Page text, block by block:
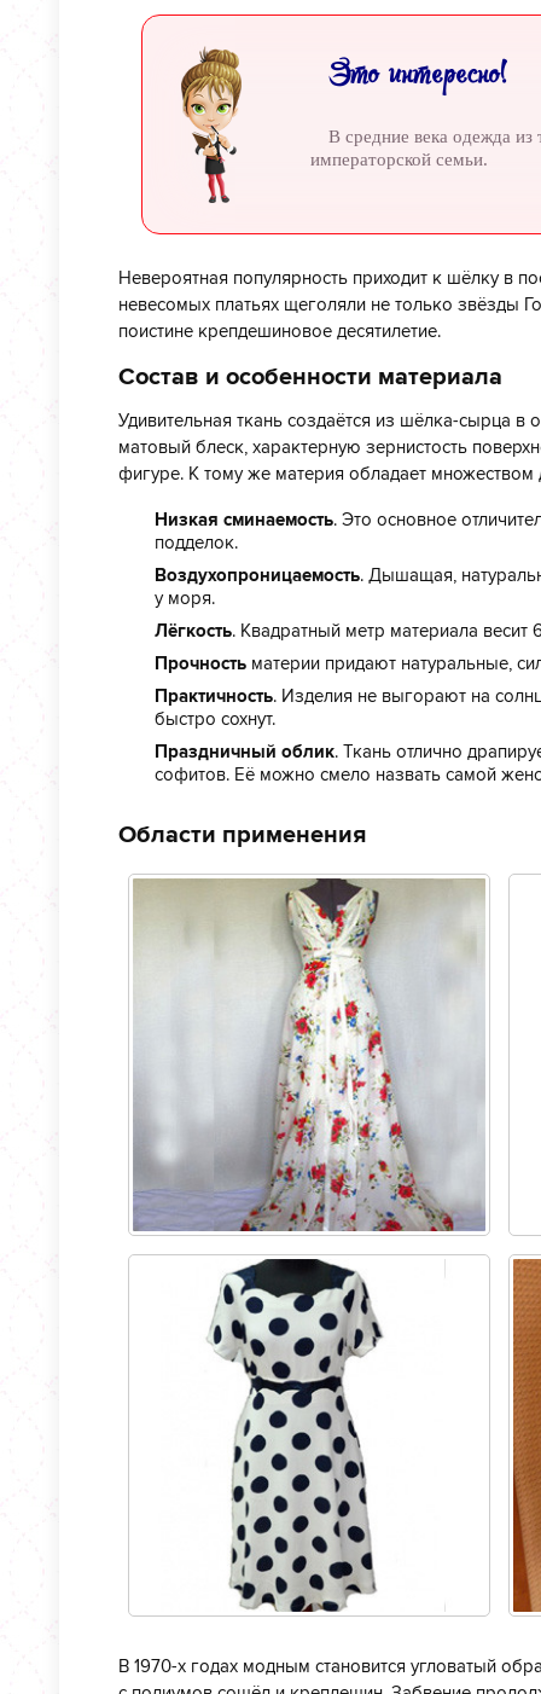
Это интересно!
В средние века одежда из
императорской семьи.
Невероятная популярность приходит к шёлку в
невесомых платьях щеголяли не только звёзды
поистине крепдешиновое десятилетие.
Состав и особенности материала
Удивительная ткань создаётся из шёлка-сырца
матовый блеск, характерную зернистость
фигуре. К тому же материя обладает множеством
Низкая сминаемость. Это основное
подделок.
Воздухопроницаемость. Дышащая,
у моря.
Лёгкость. Квадратный метр материала
Прочность материи придают натуральные,
Практичность. Изделия не выгорают на
быстро сохнут.
Праздничный облик. Ткань отлично
софитов. Её можно смело назвать самой
Области применения
В 1970-х годах модным становится угловатый